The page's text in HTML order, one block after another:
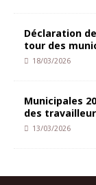
Déclaration
tour des
18/03/2026
Municipales
des
13/03/2026